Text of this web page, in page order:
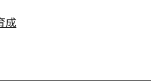
成